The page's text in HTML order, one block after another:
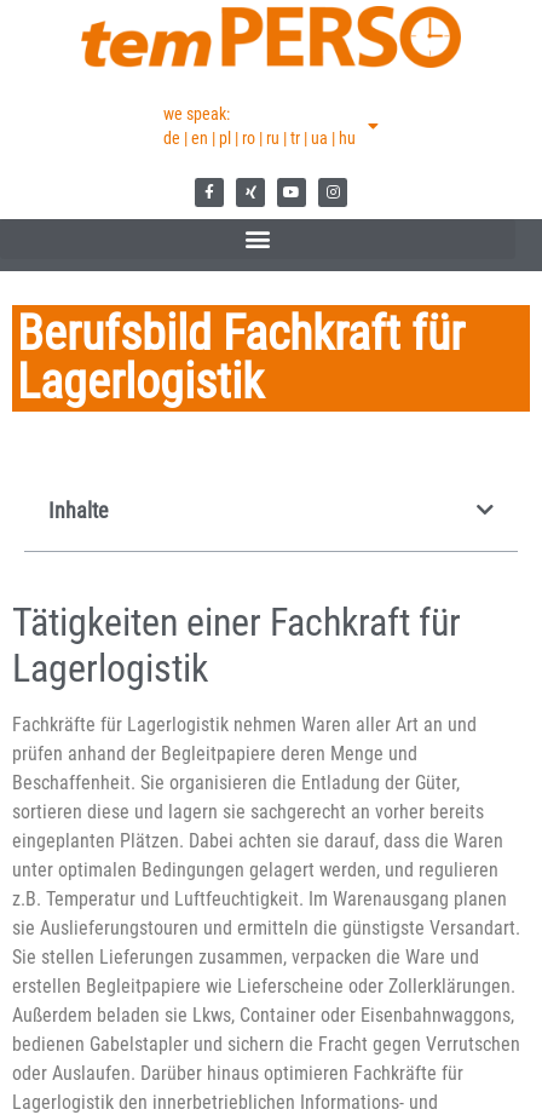
we speak:
de | en | pl | ro | ru | tr | ua | hu
Berufsbild Fachkraft für
Lagerlogistik
Inhalte
Tätigkeiten einer Fachkraft für
Lagerlogistik
Fachkräfte für Lagerlogistik nehmen Waren aller Art an und
prüfen anhand der Begleitpapiere deren Menge und
Beschaffenheit. Sie organisieren die Entladung der Güter,
sortieren diese und lagern sie sachgerecht an vorher bereits
eingeplanten Plätzen. Dabei achten sie darauf, dass die Waren
unter optimalen Bedingungen gelagert werden, und regulieren
z.B. Temperatur und Luftfeuchtigkeit. Im Warenausgang planen
sie Auslieferungstouren und ermitteln die günstigste Versandart.
Sie stellen Lieferungen zusammen, verpacken die Ware und
erstellen Begleitpapiere wie Lieferscheine oder Zollerklärungen.
Außerdem beladen sie Lkws, Container oder Eisenbahnwaggons,
bedienen Gabelstapler und sichern die Fracht gegen Verrutschen
oder Auslaufen. Darüber hinaus optimieren Fachkräfte für
Lagerlogistik den innerbetrieblichen Informations- und